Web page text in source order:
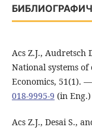
Acs Z.J., Audretsch
National systems
Economics, 51(1). —
018-9995-9 (in Eng.)
Acs Z.J., Desai S.,